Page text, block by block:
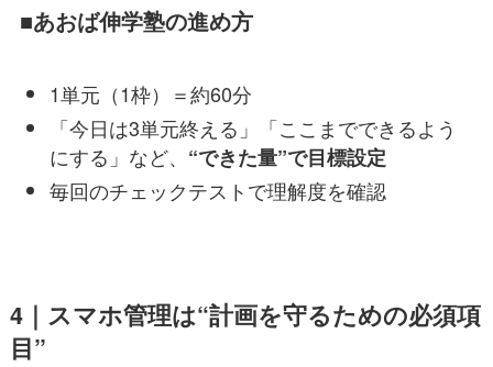
■あおば伸学塾の進め方
1単元（1枠）＝約60分
「今日は3単元終える」「ここまでできるよう
にする」など、 “できた量”で目標設定
毎回のチェックテストで理解度を確認
4｜スマホ管理は“計画を守るための必須項
目”